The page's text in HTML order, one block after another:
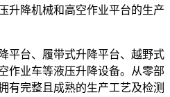
升降机械和高空作业平台的生产
平台、履带式升降平台、越野式
作业车等液压升降设备。从零部
有完整且成熟的生产工艺及检测